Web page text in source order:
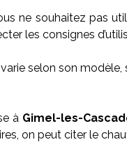
ne souhaitez pas
les consignes
selon son
à Gimel-les-
on peut citer le